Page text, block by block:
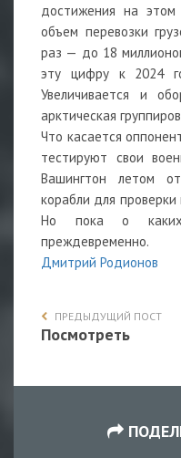
достижения на этом
объем перевозки
раз — до 18
эту цифру к 2024
Увеличивается и
арктическая
Что касается
тестируют свои
Вашингтон летом
корабли для
Но пока о каких-
преждевременно.
Дмитрий Родионов
ПРЕДЫДУЩИЙ ПОСТ
Посмотреть